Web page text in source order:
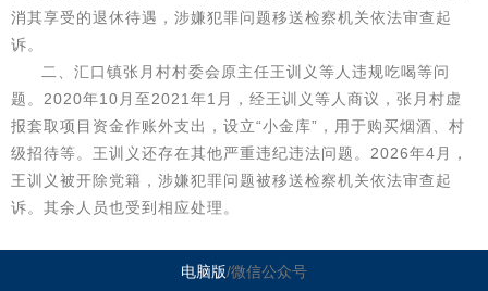
消其享受的退休待遇，涉嫌犯罪问题移送检察机关依法审查起
诉。
二、汇口镇张月村村委会原主任王训义等人违规吃喝等问
题。2020年10月至2021年1月，经王训义等人商议，张月村虚
报套取项目资金作账外支出，设立“小金库”，用于购买烟酒、村
级招待等。王训义还存在其他严重违纪违法问题。2026年4月，
王训义被开除党籍，涉嫌犯罪问题被移送检察机关依法审查起
诉。其余人员也受到相应处理。
电脑版/微信公众号